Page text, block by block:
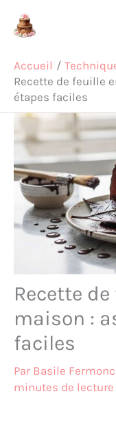
Accueil
Recette de feuille
étapes faciles
Recette
maison :
faciles
Par Basile
minutes de lecture
Rechercher